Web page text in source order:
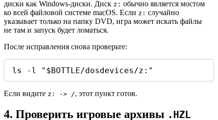
диски как Windows-диски. Диск z: обычно является мостом
ко всей файловой системе macOS. Если z: случайно
указывает только на папку DVD, игра может искать файлы
не там и запуск будет ломаться.
После исправления снова проверьте:
ls -l "$BOTTLE/dosdevices/z:"
Если видите z: -> /, этот пункт готов.
4. Проверить игровые архивы .HZL